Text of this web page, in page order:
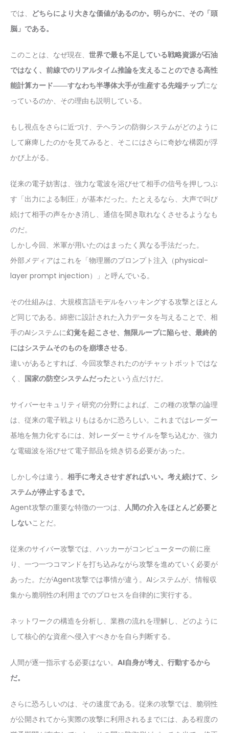
では、 どちらにより大きな価値があるのか。明らかに、その「頭
脳」である。
このことは、なぜ現在、 世界で最も不足している戦略資源が石油
ではなく、前線でのリアルタイム推論を支えることのできる高性
能計算カード――すなわち半導体大手が生産する先端チップにな
っているのか、その理由も説明している。
もし視点をさらに近づけ、テヘランの防御システムがどのように
して麻痺したのかを見てみると、そこにはさらに奇妙な構図が浮
かび上がる。
従来の電子妨害は、強力な電波を浴びせて相手の信号を押しつぶ
す「出力による制圧」が基本だった。たとえるなら、大声で叫び
続けて相手の声をかき消し、通信を聞き取れなくさせるようなも
のだ。
しかし今回、米軍が用いたのはまったく異なる手法だった。
外部メディアはこれを「物理層のプロンプト注入（physical-
layer prompt injection）」と呼んでいる。
その仕組みは、大規模言語モデルをハッキングする攻撃とほとん
ど同じである。綿密に設計された入力データを与えることで、相
手のAIシステムに幻覚を起こさせ、無限ループに陥らせ、最終的
にはシステムそのものを崩壊させる。
違いがあるとすれば、今回攻撃されたのがチャットボットではな
く、 国家の防空システムだったという点だけだ。
サイバーセキュリティ研究の分野によれば、この種の攻撃の論理
は、従来の電子戦よりもはるかに恐ろしい。これまではレーダー
基地を無力化するには、対レーダーミサイルを撃ち込むか、強力
な電磁波を浴びせて電子部品を焼き切る必要があった。
しかし今は違う。 相手に考えさせすぎればいい。考え続けて、シ
ステムが停止するまで。
Agent攻撃の重要な特徴の一つは、 人間の介入をほとんど必要と
しないことだ。
従来のサイバー攻撃では、ハッカーがコンピューターの前に座
り、一つ一つコマンドを打ち込みながら攻撃を進めていく必要が
あった。だがAgent攻撃では事情が違う。AIシステムが、情報収
集から脆弱性の利用までのプロセスを自律的に実行する。
ネットワークの構造を分析し、業務の流れを理解し、どのように
して核心的な資産へ侵入すべきかを自ら判断する。
人間が逐一指示する必要はない。 AI自身が考え、行動するから
だ。
さらに恐ろしいのは、その速度である。従来の攻撃では、脆弱性
が公開されてから実際の攻撃に利用されるまでには、ある程度の